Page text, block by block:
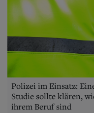
Polizei im Einsatz:
Studie sollte klären,
ihrem Beruf sind